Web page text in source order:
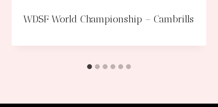
WDSF World Championship – Cambrills